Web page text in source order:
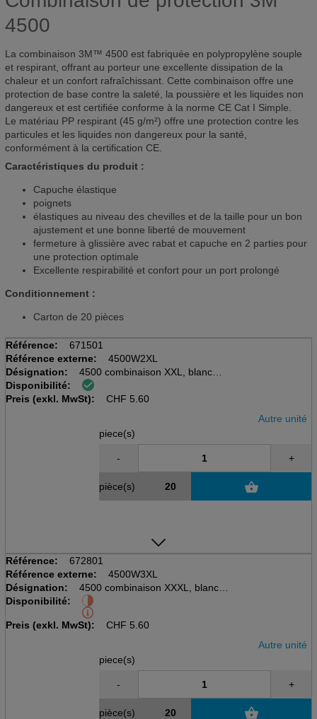
4500
La combinaison 3M™ 4500 est fabriquée en polypropylène souple
et respirant, offrant au porteur une excellente dissipation de la
chaleur et un confort rafraîchissant. Cette combinaison offre une
protection de base contre la saleté, la poussière et les liquides non
dangereux et est certifiée conforme à la norme CE Cat I Simple.
Le matériau PP respirant (45 g/m²) offre une protection contre les
particules et les liquides non dangereux pour la santé,
conformément à la certification CE.
Caractéristiques du produit :
Capuche élastique
poignets
élastiques au niveau des chevilles et de la taille pour un bon
ajustement et une bonne liberté de mouvement
fermeture à glissière avec rabat et capuche en 2 parties pour
une protection optimale
Excellente respirabilité et confort pour un port prolongé
Conditionnement :
Carton de 20 pièces
Référence:
671501
Référence externe:
4500W2XL
Désignation:
4500 combinaison XXL, blanche,
avec capuchon
Disponibilité:
Preis (exkl. MwSt):
CHF 5.60
Autre unité
piece(s)
- +
pièce(s)
Référence:
672801
Référence externe:
4500W3XL
Désignation:
4500 combinaison XXXL, blanche
, avec capuchon
Disponibilité:
Preis (exkl. MwSt): CHF 5.60
Autre unité
piece(s)
- +
pièce(s)